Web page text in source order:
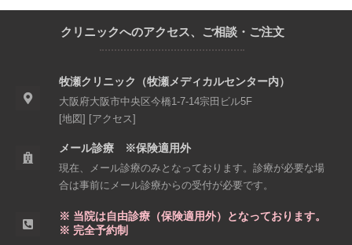
クリニックへのアクセス、ご相談・ご注文
牧瀬クリニック（牧瀬メディカルセンター内）
大阪府大阪市中央区今橋1-7-14宗田ビル5F
[地図] [アクセス]
メール診療 ※保険適用外
現在、メール診療のみとなっております。診療が必要な場
合は事前にメール診療からの受付が必要です。
※ 当院は自由診療（保険適用外）となっております。
※ 完全予約制